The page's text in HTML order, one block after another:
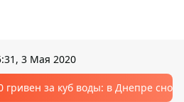
3 Мая 2020
гривен за куб воды: в Днепре